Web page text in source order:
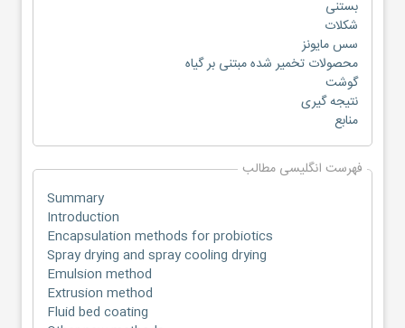
بستنی
شکلات
سس مایونز
محصولات تخمیر شده مبتنی بر گیاه
گوشت
نتیجه گیری
منابع
فهرست انگلیسی مطالب
Summary
Introduction
Encapsulation methods for probiotics
Spray drying and spray cooling drying
Emulsion method
Extrusion method
Fluid bed coating